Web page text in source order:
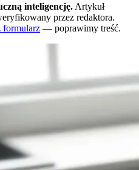
inteligencję. Artykuł
przez redaktora.
formularz — poprawimy treść.